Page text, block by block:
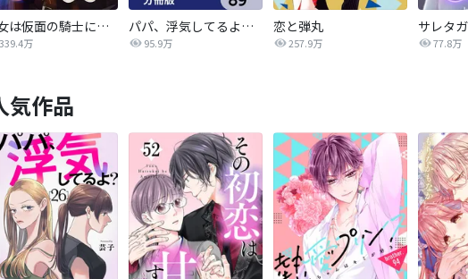
悪女は仮面の騎士に騙されない
339.4万
パパ、浮気してるよ？娘と二人でクズ夫を捨てます【分冊版】
95.9万
恋と弾丸
257.9万 77.8万
気作品